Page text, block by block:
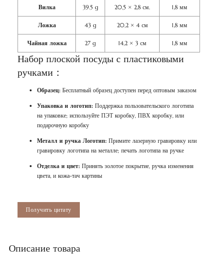
Вилка 39.5 g 20,5 × 2,8 см. 1,8 мм
Ложка 43 g 20,2 × 4 см 1,8 мм
Чайная ложка 27 g 14,2 × 3 см 1,8 мм
Набор плоской посуды с пластиковыми
ручками：
Образец: Бесплатный образец доступен перед оптовым заказом
Упаковка и логотип: Поддержка пользовательского логотипа
на упаковке; используйте ПЭТ коробку, ПВХ коробку, или
подарочную коробку
Металл и ручка Логотип: Примите лазерную гравировку или
гравировку логотипа на металле; печать логотипа на ручке
Отделка и цвет: Принять золотое покрытие, ручка изменения
цвета, и кожа-тач картины
Получить цитату
Описание товара